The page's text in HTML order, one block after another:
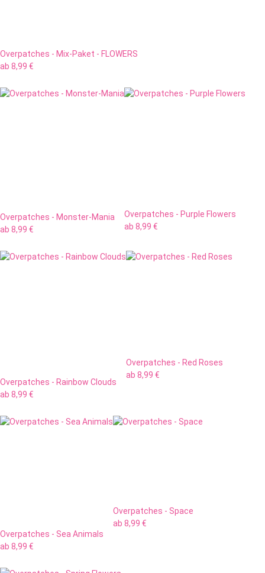
Overpatches - Mix-Paket - FLOWERS
ab 8,99 €
Overpatches - Monster-Mania
ab 8,99 €
Overpatches - Purple Flowers
ab 8,99 €
Overpatches - Rainbow Clouds
ab 8,99 €
Overpatches - Red Roses
ab 8,99 €
Overpatches - Sea Animals
ab 8,99 €
Overpatches - Space
ab 8,99 €